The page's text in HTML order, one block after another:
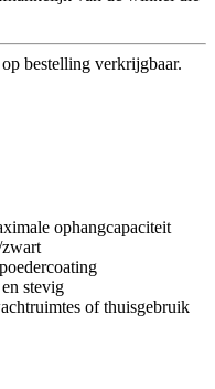
bestelling verkrijgbaar.
ophangcapaciteit
stevig
of thuisgebruik